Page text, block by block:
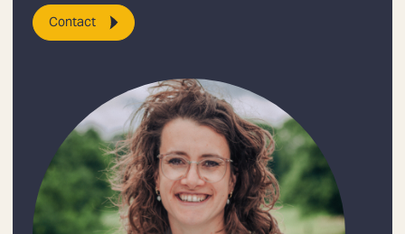
Contact